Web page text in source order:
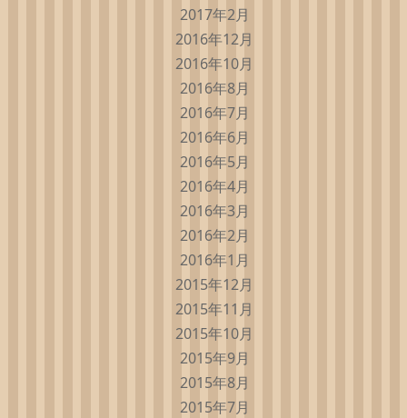
2017年2月
2016年12月
2016年10月
2016年8月
2016年7月
2016年6月
2016年5月
2016年4月
2016年3月
2016年2月
2016年1月
2015年12月
2015年11月
2015年10月
2015年9月
2015年8月
2015年7月